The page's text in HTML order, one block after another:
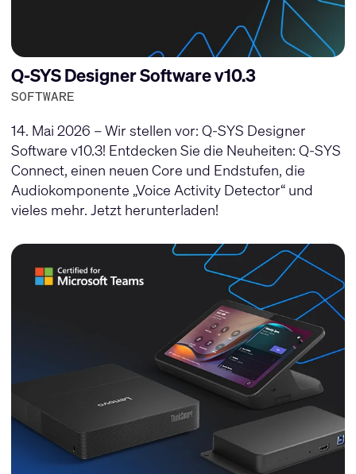
Q-SYS Designer Software v10.3
SOFTWARE
14. Mai 2026 – Wir stellen vor: Q-SYS Designer
Software v10.3! Entdecken Sie die Neuheiten: Q-SYS
Connect, einen neuen Core und Endstufen, die
Audiokomponente „Voice Activity Detector“ und
vieles mehr. Jetzt herunterladen!